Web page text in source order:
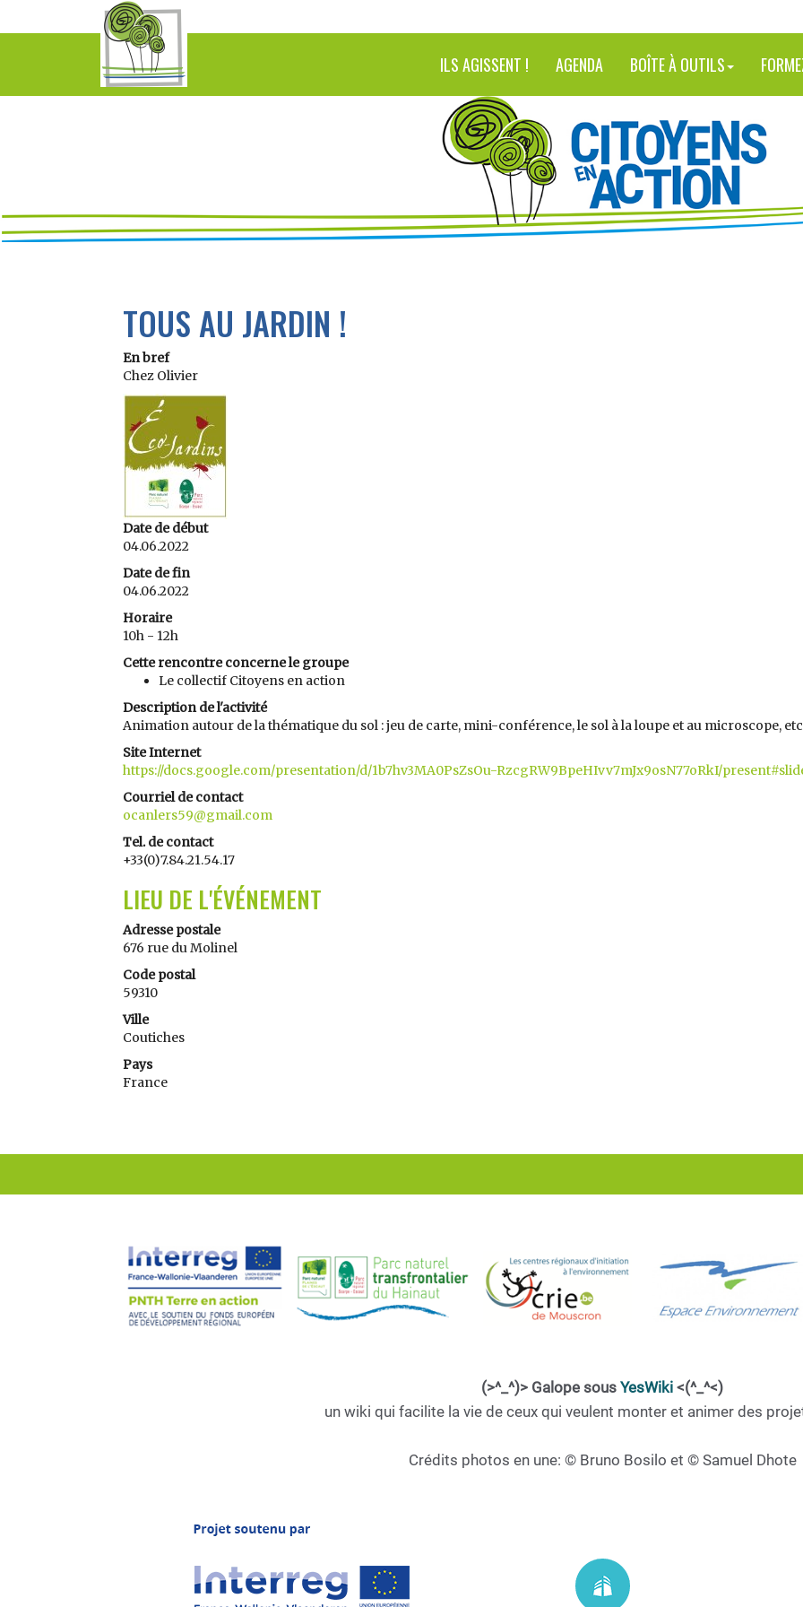
ILS AGISSENT ! AGENDA BOÎTE À OUTILS
TOUS AU JARDIN !
En bref
Chez Olivier
Date de début
04.06.2022
Date de fin
04.06.2022
Horaire
10h - 12h
Cette rencontre concerne le groupe
Le collectif Citoyens en action
Description de l'activité
Animation autour de la thématique du sol : jeu de carte, mini-conférence, le sol à la loupe et au microscope, etc
Site Internet
https://docs.google.com/presentation/d/1b7hv3MA0PsZsOu-RzcgRW9BpeHIvv7mJx9osN77oRkI/
Courriel de contact
ocanlers59@gmail.com
Tel. de contact
+33(0)7.84.21.54.17
LIEU DE L'ÉVÉNEMENT
Adresse postale
676 rue du Molinel
Code postal
59310
Ville
Coutiches
Pays
France